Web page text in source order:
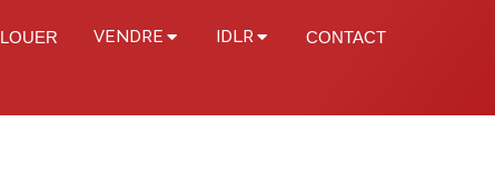
LOUER VENDRE IDLR CONTACT